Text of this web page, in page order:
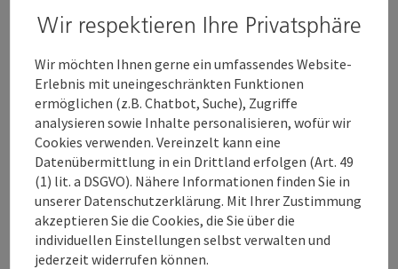
Restaurant Ins’Haas.
Darüber hinaus gibt es noch weitere beeindruckende
Schmidtgasse 25, wo man den Wiener Fererhofer
finden kann, Stadtplatz 18 mit dem Trachten
Feichtinger, Stadtplatz 52 und schließlich Stadtplatz
62, wo man den Kremsmünstererhof bewundern kann.
Ein besonderes Merkmal, das die Arkadenhöfe der
Welser Altstadt noch bezaubernder macht, ist ihr
italienischer Flair. Diese ...
Beschreibung vollständig anzeigen
Wir respektieren Ihre Privatsphäre
Wir möchten Ihnen gerne ein umfassendes Website-
Erlebnis mit uneingeschränkten Funktionen
ermöglichen (z.B. Chatbot, Suche), Zugriffe
analysieren sowie Inhalte personalisieren, wofür wir
Cookies verwenden. Vereinzelt kann eine
Datenübermittlung in ein Drittland erfolgen (Art. 49
(1) lit. a DSGVO). Nähere Informationen finden Sie in
unserer Datenschutzerklärung. Mit Ihrer Zustimmung
akzeptieren Sie die Cookies, die Sie über die
individuellen Einstellungen selbst verwalten und
jederzeit widerrufen können.